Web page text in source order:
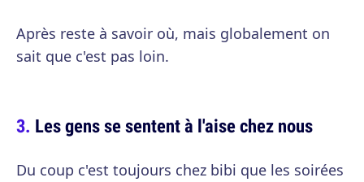
Après reste à savoir où, mais globalement on
sait que c'est pas loin.
Les gens se sentent à l'aise chez nous
Du coup c'est toujours chez bibi que les soirées